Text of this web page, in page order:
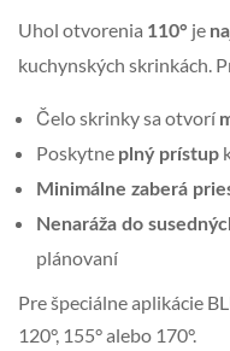
Uhol otvorenia 110° je
kuchynských skrinkách.
Čelo skrinky sa otvorí
Poskytne plný prístup
Minimálne zaberá
Nenaráža do
plánovaní
Pre špeciálne aplikácie
120°, 155° alebo 170°.